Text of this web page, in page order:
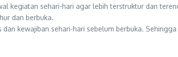
kegiatan sehari-hari agar lebih terstruktur dan
dan berbuka.
kewajiban sehari-hari sebelum berbuka.